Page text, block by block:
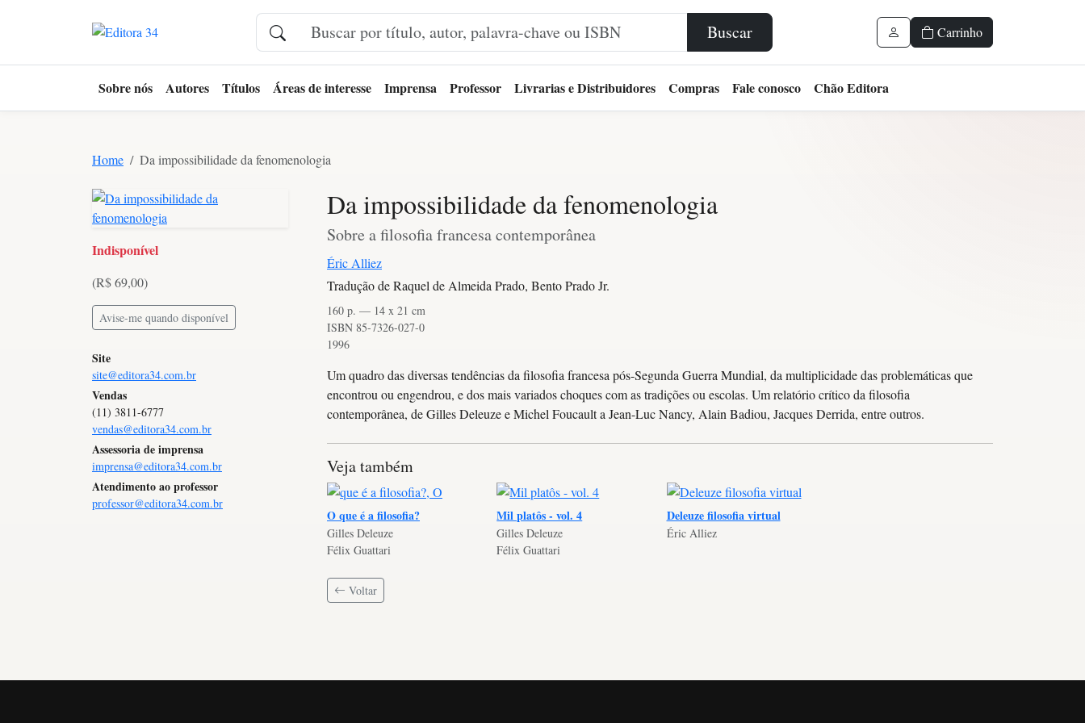
Buscar Carrinho
Sobre nós Autores Títulos Áreas de interesse Imprensa Professor Livrarias e Distribuidores Compras Fale conosco Chão Editora
Home Da impossibilidade da fenomenologia
Indisponível
(R$ 69,00)
Avise-me quando disponível
Site
site@editora34.com.br
Vendas
(11) 3811-6777
vendas@editora34.com.br
Assessoria de imprensa
imprensa@editora34.com.br
Atendimento ao professor
professor@editora34.com.br
Da impossibilidade da fenomenologia
Sobre a filosofia francesa contemporânea
Éric Alliez
Tradução de Raquel de Almeida Prado, Bento Prado Jr.
160 p. — 14 x 21 cm
ISBN 85-7326-027-0
1996
Um quadro das diversas tendências da filosofia francesa pós-Segunda Guerra Mundial, da multiplicidade das problemáticas que
encontrou ou engendrou, e dos mais variados choques com as tradições ou escolas. Um relatório crítico da filosofia
contemporânea, de Gilles Deleuze e Michel Foucault a Jean-Luc Nancy, Alain Badiou, Jacques Derrida, entre outros.
Veja também
O que é a filosofia?
Gilles Deleuze
Félix Guattari
Mil platôs - vol. 4
Gilles Deleuze
Félix Guattari
Deleuze filosofia virtual
Éric Alliez
Voltar